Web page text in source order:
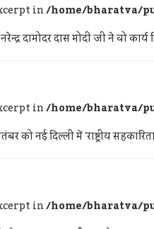
in/home/bharatva/
दामोदर दास मोदी जी ने वो
in/home/bharatva/
को नई दिल्ली में 'राष्ट्रीय
in/home/bharatva/